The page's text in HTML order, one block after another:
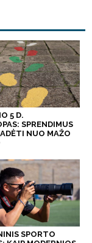
5 D.
SPRENDIMUS
NUO MAŽO
SPORTO